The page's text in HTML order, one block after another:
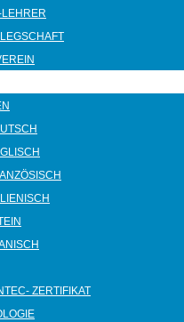
LEHRER
ZERTIFIKAT